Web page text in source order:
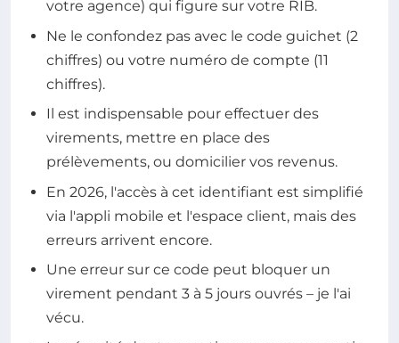
votre agence) qui figure sur votre RIB.
Ne le confondez pas avec le code guichet (2
chiffres) ou votre numéro de compte (11
chiffres).
Il est indispensable pour effectuer des
virements, mettre en place des
prélèvements, ou domicilier vos revenus.
En 2026, l'accès à cet identifiant est simplifié
via l'appli mobile et l'espace client, mais des
erreurs arrivent encore.
Une erreur sur ce code peut bloquer un
virement pendant 3 à 5 jours ouvrés – je l'ai
vécu.